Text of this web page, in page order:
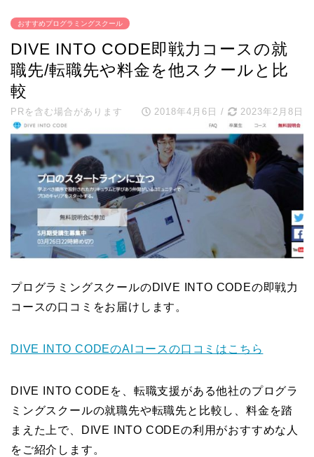
おすすめプログラミングスクール
DIVE INTO CODE即戦力コースの就
職先/転職先や料金を他スクールと比
較
PRを含む場合があります 2018年4月6日 / 2023年2月8日
プログラミングスクールのDIVE INTO CODEの即戦力
コースの口コミをお届けします。
DIVE INTO CODEのAIコースの口コミはこちら
DIVE INTO CODEを、転職支援がある他社のプログラ
ミングスクールの就職先や転職先と比較し、料金を踏
まえた上で、DIVE INTO CODEの利用がおすすめな人
をご紹介します。